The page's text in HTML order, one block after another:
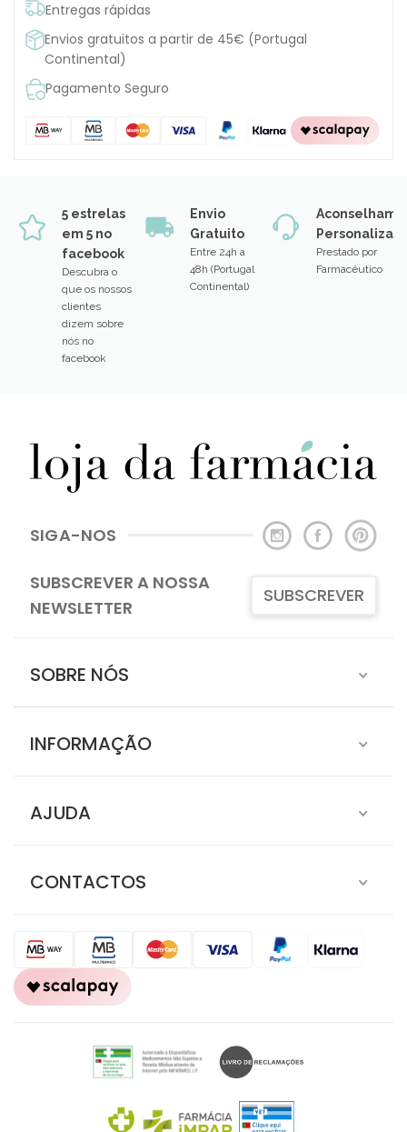
Entregas rápidas
Envios gratuitos a partir de 45€ (Portugal
Continental)
Pagamento Seguro
5 estrelas
em 5 no
facebook
Descubra o
que os nossos
clientes
dizem sobre
nós no
facebook
Envio
Gratuito
Entre 24h a
48h (Portugal
Continental)
Prestado por
Farmacêutico
SIGA-NOS
SUBSCREVER A NOSSA
NEWSLETTER
SUBSCREVER
SOBRE NÓS
INFORMAÇÃO
AJUDA
CONTACTOS